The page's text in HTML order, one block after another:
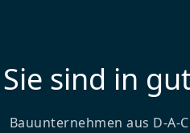
Sie sind in
Bauunternehmen aus D-A-